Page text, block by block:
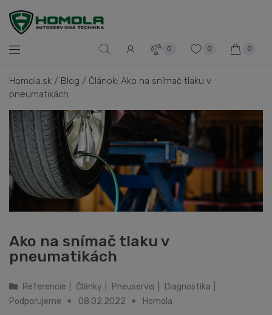
0 0 0
Homola.sk / Blog / Článok: Ako na snímač tlaku v
pneumatikách
Ako na snímač tlaku v
pneumatikách
Referencie Články Pneuservis Diagnostika
Podporujeme
08.02.2022 Homola